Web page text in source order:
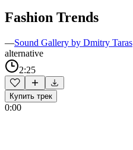
Fashion Trends
—Sound Gallery by Dmitry Taras
alternative
2:25
Купить трек
0:00